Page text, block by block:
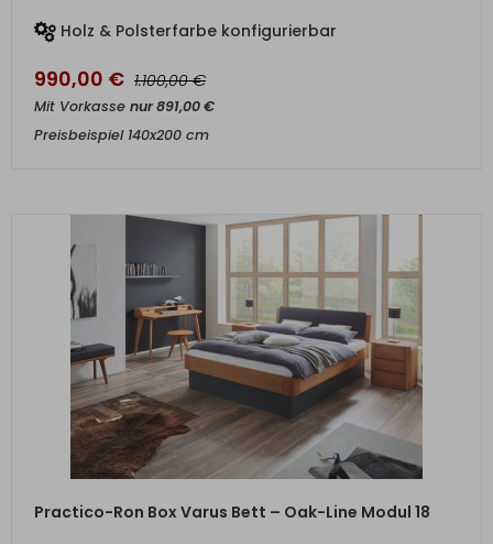
Holz & Polsterfarbe konfigurierbar
990,00 € 1.100,00€
Mit Vorkasse nur891,00€
Preisbeispiel 140x200 cm
Practico-Ron Box Varus Bett – Oak-Line Modul 18